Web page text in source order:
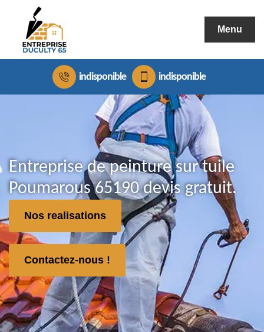
Menu
indisponible indisponible
Entreprise de peinture sur tuile
Poumarous 65190 devis gratuit.
Nos realisations
Contactez-nous !